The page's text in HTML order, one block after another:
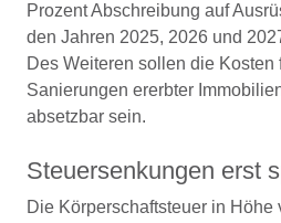
Prozent Abschreibung auf
den Jahren 2025, 2026 und
Des Weiteren sollen die Kosten
Sanierungen ererbter
absetzbar sein.
Steuersenkungen erst
Die Körperschaftsteuer in Höhe